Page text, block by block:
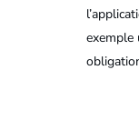
exemple